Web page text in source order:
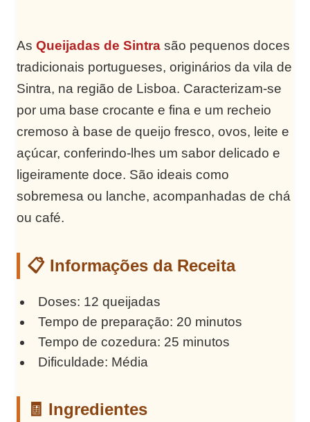
As Queijadas de Sintra são pequenos doces
tradicionais portugueses, originários da vila de
Sintra, na região de Lisboa. Caracterizam-se
por uma base crocante e fina e um recheio
cremoso à base de queijo fresco, ovos, leite e
açúcar, conferindo-lhes um sabor delicado e
ligeiramente doce. São ideais como
sobremesa ou lanche, acompanhadas de chá
ou café.
📋 Informações da Receita
Doses: 12 queijadas
Tempo de preparação: 20 minutos
Tempo de cozedura: 25 minutos
Dificuldade: Média
🧾 Ingredientes